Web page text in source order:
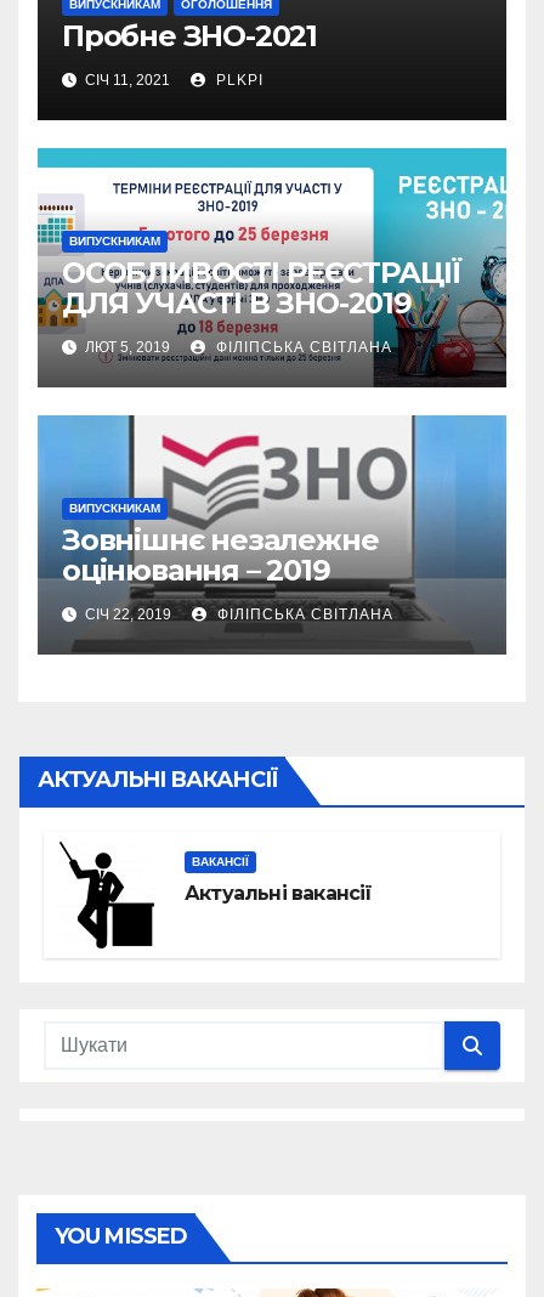
ВИПУСКНИКАМ ОГОЛОШЕННЯ
Пробне ЗНО-2021
СІЧ 11, 2021 PLKPI
ВИПУСКНИКАМ
ОСОБЛИВОСТІ РЕЄСТРАЦІЇ
ДЛЯ УЧАСТІ В ЗНО-2019
ЛЮТ 5, 2019 ФІЛІПСЬКА СВІТЛАНА
ВИПУСКНИКАМ
Зовнішнє незалежне
оцінювання – 2019
СІЧ 22, 2019 ФІЛІПСЬКА СВІТЛАНА
АКТУАЛЬНІ ВАКАНСІЇ
ВАКАНСІЇ
Актуальні вакансії
YOU MISSED